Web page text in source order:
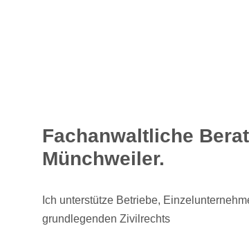
Fachanwaltliche
Münchweiler.
Ich unterstütze Betriebe,
grundlegenden Zivilrechts